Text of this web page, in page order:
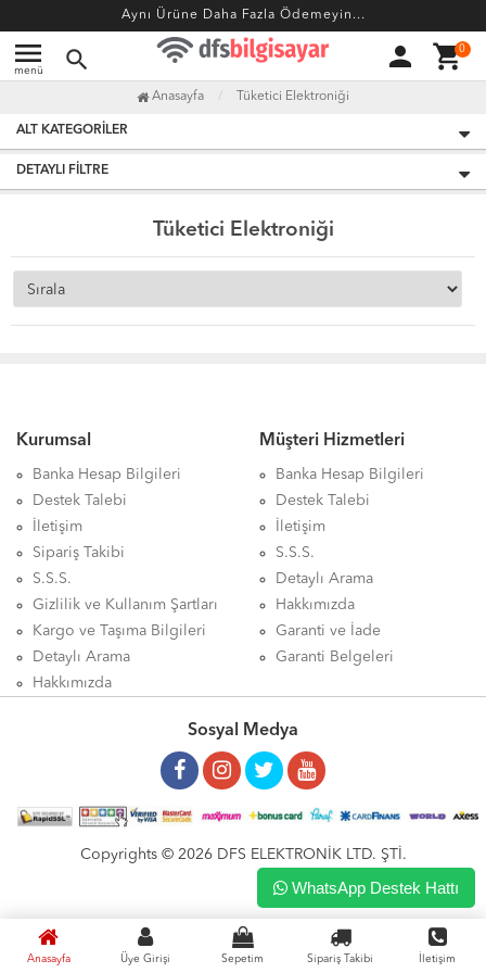
Aynı Ürüne Daha Fazla Ödemeyin...
menu
menü search person shopping_cart0
Anasayfa Üye Girişi Sepetim Sipariş Takibi İletişim
Anasayfa Tüketici Elektroniği
ALT KATEGORILER
DETAYLI FILTRE
Tüketici Elektroniği
Kurumsal
Banka Hesap Bilgileri
Destek Talebi
İletişim
Sipariş Takibi
S.S.S.
Gizlilik ve Kullanım Şartları
Kargo ve Taşıma Bilgileri
Detaylı Arama
Hakkımızda
Müşteri Hizmetleri
Banka Hesap Bilgileri
Destek Talebi
İletişim
S.S.S.
Detaylı Arama
Hakkımızda
Garanti ve İade
Garanti Belgeleri
Sosyal Medya
Copyrights © 2026 DFS ELEKTRONİK LTD. ŞTİ.
WhatsApp Destek Hattı